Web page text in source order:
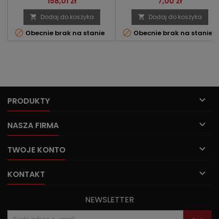
 Dodaj do koszyka
 Obecnie brak na stanie
 Dodaj do koszyka
 Obecnie brak na stanie
PRODUKTY 
NASZA FIRMA 
TWOJE KONTO 
KONTAKT 
NEWSLETTER